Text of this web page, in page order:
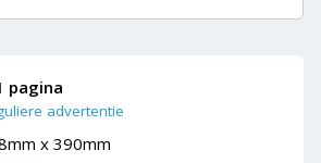
pagina
advertentie
x 390mm